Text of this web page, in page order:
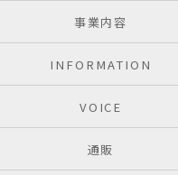
事業内容
INFORMATION
VOICE
通販